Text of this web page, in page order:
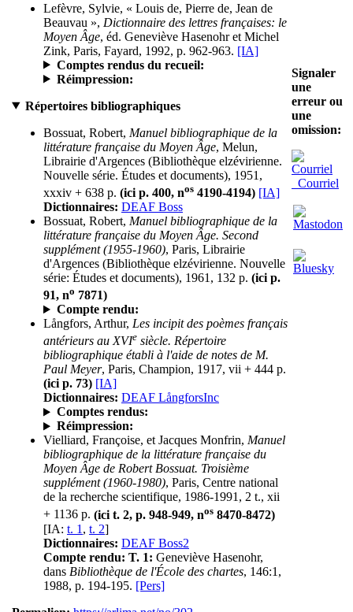
Lefèvre, Sylvie, « Louis de, Pierre de, Jean de
Beauvau », Dictionnaire des lettres françaises: le
Moyen Âge, éd. Geneviève Hasenohr et Michel
Zink, Paris, Fayard, 1992, p. 962-963. [IA]
Comptes rendus du recueil:
Réimpression:
Répertoires bibliographiques
Bossuat, Robert, Manuel bibliographique de la
littérature française du Moyen Âge, Melun,
Librairie d'Argences (Bibliothèque elzévirienne.
Nouvelle série. Études et documents), 1951,
xxxiv + 638 p. (ici p. 400, nos 4190-4194) [IA]
Dictionnaires: DEAF Boss
Bossuat, Robert, Manuel bibliographique de la
littérature française du Moyen Âge. Second
supplément (1955-1960), Paris, Librairie
d'Argences (Bibliothèque elzévirienne. Nouvelle
série: Études et documents), 1961, 132 p. (ici p.
91, no 7871)
Compte rendu:
Långfors, Arthur, Les incipit des poèmes français
antérieurs au XVIe siècle. Répertoire
bibliographique établi à l'aide de notes de M.
Paul Meyer, Paris, Champion, 1917, vii + 444 p.
(ici p. 73) [IA]
Dictionnaires: DEAF LångforsInc
Comptes rendus:
Réimpression:
Vielliard, Françoise, et Jacques Monfrin, Manuel
bibliographique de la littérature française du
Moyen Âge de Robert Bossuat. Troisième
supplément (1960-1980), Paris, Centre national
de la recherche scientifique, 1986-1991, 2 t., xii
+ 1136 p. (ici t. 2, p. 948-949, nos 8470-8472)
[IA: t. 1 , t. 2]
Dictionnaires: DEAF Boss2
Compte rendu: T. 1: Geneviève Hasenohr,
dans Bibliothèque de l'École des chartes, 146:1,
1988, p. 194-195. [Pers]
Signaler
une
erreur ou
une
omission:
Courriel